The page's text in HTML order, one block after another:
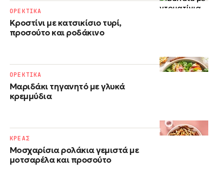
Κροστίνι με κατσικίσιο τυρί,
προσούτο και ροδάκινο
ΟΡΕΚΤΙΚΑ
Μαριδάκι τηγανητό με γλυκά
κρεμμύδια
ΟΡΕΚΤΙΚΑ
Μοσχαρίσια ρολάκια γεμιστά με
μοτσαρέλα και προσούτο
ΚΡΕΑΣ